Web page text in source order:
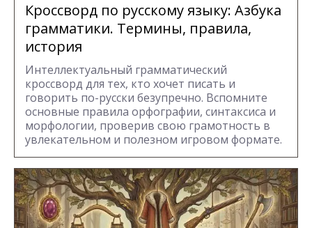
Кроссворд по русскому языку: Азбука
грамматики. Термины, правила,
история
Интеллектуальный грамматический
кроссворд для тех, кто хочет писать и
говорить по-русски безупречно. Вспомните
основные правила орфографии, синтаксиса и
морфологии, проверив свою грамотность в
увлекательном и полезном игровом формате.